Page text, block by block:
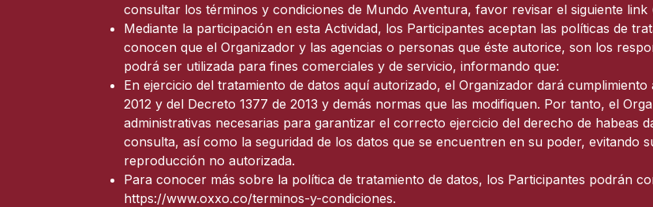
consultar los términos y condiciones de Mundo Aventura, favor revisar el siguiente link
Mediante la participación en esta Actividad, los Participantes aceptan las políticas de
conocen que el Organizador y las agencias o personas que éste autorice, son los
podrá ser utilizada para fines comerciales y de servicio, informando que:
En ejercicio del tratamiento de datos aquí autorizado, el Organizador dará cumplimiento
2012 y del Decreto 1377 de 2013 y demás normas que las modifiquen. Por tanto, el
administrativas necesarias para garantizar el correcto ejercicio del derecho de habeas
consulta, así como la seguridad de los datos que se encuentren en su poder, evitando
reproducción no autorizada.
Para conocer más sobre la política de tratamiento de datos, los Participantes podrán
https://www.oxxo.co/terminos-y-condiciones.